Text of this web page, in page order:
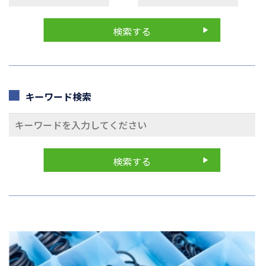
キーワード検索